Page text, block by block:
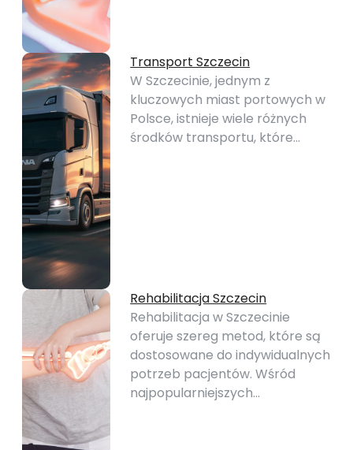
Transport Szczecin
W Szczecinie, jednym z
kluczowych miast portowych w
Polsce, istnieje wiele różnych
środków transportu, które…
Rehabilitacja Szczecin
Rehabilitacja w Szczecinie
oferuje szereg metod, które są
dostosowane do indywidualnych
potrzeb pacjentów. Wśród
najpopularniejszych…